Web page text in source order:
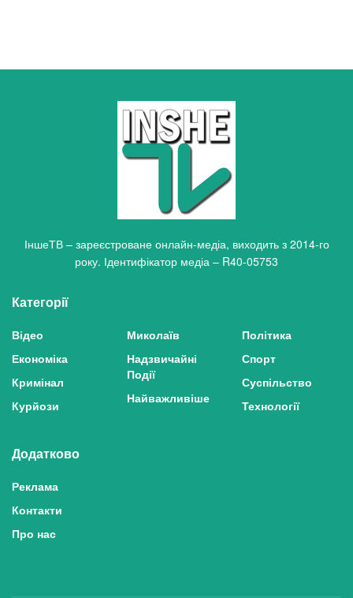
ІншеТВ – зареєстроване онлайн-медіа, виходить з 2014-го
року. Ідентифікатор медіа – R40-05753
Категорії
Відео
Економіка
Кримінал
Курйози
Миколаїв
Надзвичайні
Події
Найважливіше
Політика
Спорт
Суспільство
Технології
Додатково
Реклама
Контакти
Про нас